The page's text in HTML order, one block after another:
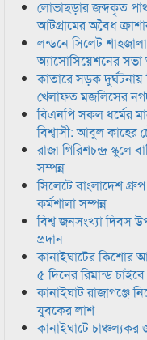
লোভাছড়ার জব্দকৃত
আটগ্রামের অবৈধ
লন্ডনে সিলেট
অ্যাসোসিয়েশনের সভা
কাতারে সড়ক দুর্ঘটনায়
খেলাফত মজলিসের
বিএনপি সকল ধর্মের
বিশ্বাসী: আবুল কাহের
রাজা গিরিশচন্দ্র স্কুলে
সম্পন্ন
সিলেটে বাংলাদেশ
কর্মশালা সম্পন্ন
বিশ্ব জনসংখ্যা দিবস
প্রদান
কানাইঘাটের কিশোর
৫ দিনের রিমান্ড
কানাইঘাট রাজাগঞ্জে
যুবকের লাশ
কানাইঘাটে চাঞ্চল্যকর